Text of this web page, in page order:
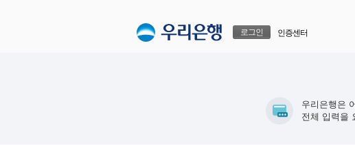
로그인 인증센터
우리은행은
전체 입력을